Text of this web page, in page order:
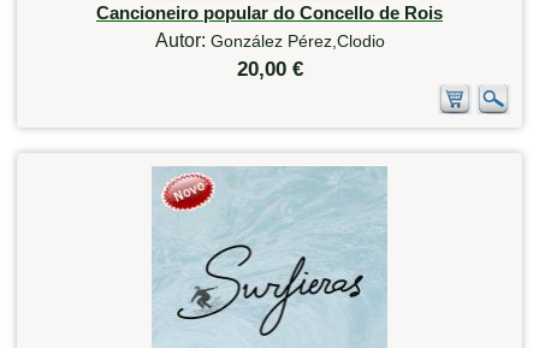
Cancioneiro popular do Concello de Rois
Autor: González Pérez,Clodio
20,00 €